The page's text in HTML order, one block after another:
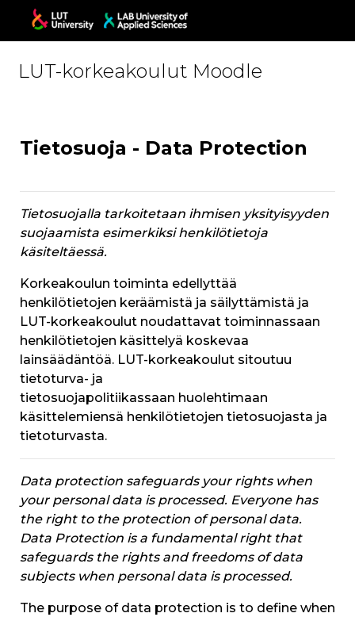
Skip to main content
LUT-korkeakoulut Moodle
Tietosuoja - Data Protection
Tietosuojalla tarkoitetaan ihmisen yksityisyyden
suojaamista esimerkiksi henkilötietoja
käsiteltäessä.
Korkeakoulun toiminta edellyttää
henkilötietojen keräämistä ja säilyttämistä ja
LUT-korkeakoulut noudattavat toiminnassaan
henkilötietojen käsittelyä koskevaa
lainsäädäntöä. LUT-korkeakoulut sitoutuu
tietoturva- ja
tietosuojapolitiikassaan huolehtimaan
käsittelemiensä henkilötietojen tietosuojasta ja
tietoturvasta.
Data protection safeguards your rights when
your personal data is processed. Everyone has
the right to the protection of personal data.
Data Protection is a fundamental right that
safeguards the rights and freedoms of data
subjects when personal data is processed.
The purpose of data protection is to define when